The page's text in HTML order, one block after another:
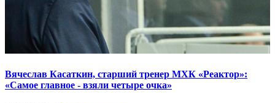
Вячеслав Касаткин, старший тренер МХК «Реактор»:
«Самое главное - взяли четыре очка»